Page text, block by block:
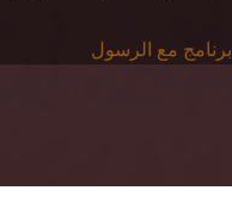
برنامج مع الرسول